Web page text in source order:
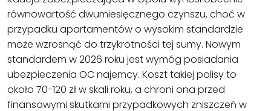
równowartość dwumiesięcznego czynszu, choć w
przypadku apartamentów o wysokim standardzie
może wzrosnąć do trzykrotności tej sumy. Nowym
standardem w 2026 roku jest wymóg posiadania
ubezpieczenia OC najemcy. Koszt takiej polisy to
około 70-120 zł w skali roku, a chroni ona przed
finansowymi skutkami przypadkowych zniszczeń w